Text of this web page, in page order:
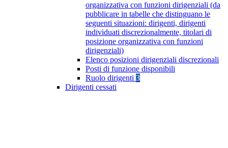
organizzativa con funzioni dirigenziali (da
pubblicare in tabelle che distinguano le
seguenti situazioni: dirigenti, dirigenti
individuati discrezionalmente, titolari di
posizione organizzativa con funzioni
dirigenziali)
Elenco posizioni dirigenziali discrezionali
Posti di funzione disponibili
Ruolo dirigenti 3
Dirigenti cessati